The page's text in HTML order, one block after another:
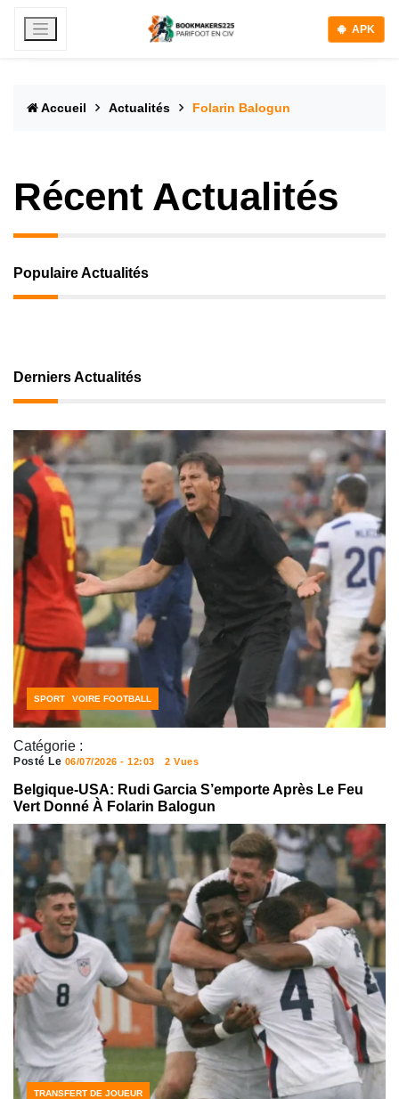
APK
Accueil Actualités Folarin Balogun
Récent Actualités
Populaire Actualités
Derniers Actualités
Catégorie :
ACTUALITÉS FOOTBALL
CÔTE D'IVOIRE FOOTBALL
SPORT
Posté Le 06/07/2026 - 12:03 2 Vues
Belgique-USA: Rudi Garcia S’emporte Après Le Feu
Vert Donné À Folarin Balogun
SPORT
TRANSFERT DE JOUEUR